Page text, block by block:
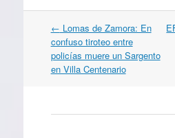
Navegación
por
artículos
← Lomas de Zamora: En
confuso tiroteo entre
policías muere un Sargento
en Villa Centenario